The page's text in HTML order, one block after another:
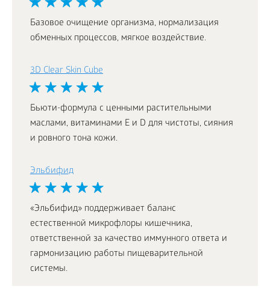
Базовое очищение организма, нормализация
обменных процессов, мягкое воздействие.
3D Clear Skin Cube
Бьюти-формула с ценными растительными
маслами, витаминами Е и D для чистоты, сияния
и ровного тона кожи.
Эльбифид
«Эльбифид» поддерживает баланс
естественной микрофлоры кишечника,
ответственной за качество иммунного ответа и
гармонизацию работы пищеварительной
системы.